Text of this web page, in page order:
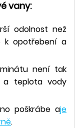
vany:
odolnost než
k opotřebení a
není tak
a teplota vody
poškrábe aje
.